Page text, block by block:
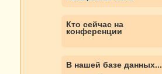
Кто сейчас на
конференции
В нашей базе данных...